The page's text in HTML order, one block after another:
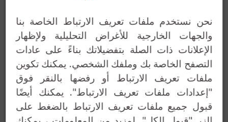
ملم. واجهة مستقيمة متاحة
بالنحاس الأصفر أو الفولاذ
المقاوم للصدأ. قفل مستقيم
بالنحاس الأصفر أو الفولاذ
المقاوم للصدأ. تشمل السلسلة
5890 Paso دبوس مربع بطول
8 ملم، يقوم بتفعيل المقبض
(قابل للعكس). تشمل السلسلة
نحن نستخدم ملفات تعريف الارتباط الخاصة بنا
والجهات الخارجية للأغراض التحليلية ولإظهار
الإعلانات ذات الصلة بتفضيلاتك بناءً على عادات
التصفح الخاصة بك وملفك الشخصي. يمكنك تكوين
ملفات تعريف الارتباط أو رفضها بالنقر فوق
"إعدادات ملفات تعريف الارتباط". يمكنك أيضًا
قبول جميع ملفات تعريف الارتباط بالضغط على